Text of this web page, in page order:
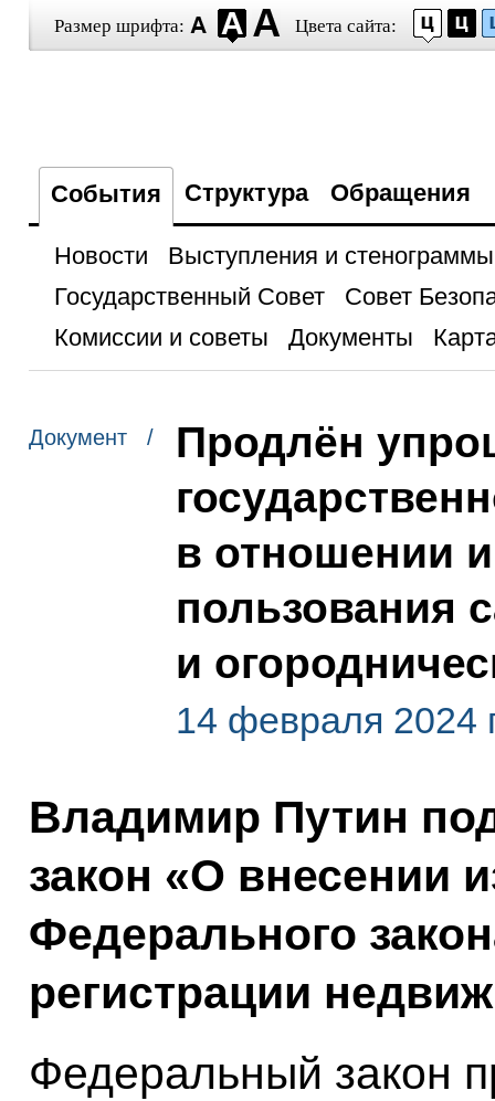
Размер шрифта: Цвета сайта:
События Структура Обращения
Новости
Выступления и стенограммы
Государственный Совет
Совет
Комиссии и советы
Документы
Документ /
Продлён
в отношении
пользования
и
14 февраля 2024
Владимир Путин
закон «О внесении
Федерального
регистрации
Федеральный закон